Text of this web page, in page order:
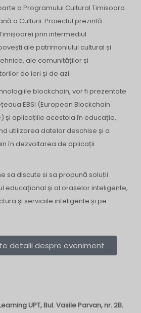
a Programului Cultural Timisoara
a Culturii. Proiectul prezintă
prin intermediul
ale patrimoniului cultural și
ale comunităților și
de ieri și de azi.
blockchain, vor fi prezentate
EBSI (European Blockchain
și aplicațiile acesteia în educație,
utilizarea datelor deschise și a
în dezvoltarea de aplicații
sa discute si sa propună soluții
educațional și al orașelor inteligente,
și serviciile inteligente și pe
detalii despre eveniment
UPT, Bul. Vasile Parvan, nr. 2B,